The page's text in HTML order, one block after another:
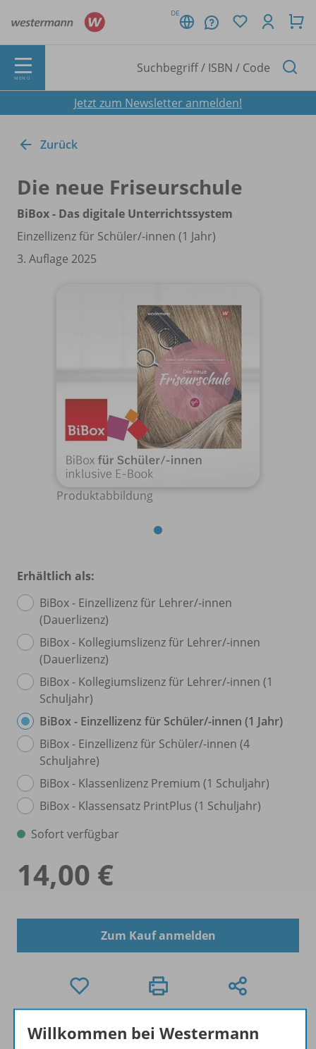
DE
MENÜ
Jetzt zum Newsletter anmelden!
Zurück
Die neue Friseurschule
BiBox - Das digitale Unterrichtssystem
Einzellizenz für Schüler/-innen (1 Jahr)
3. Auflage 2025
Produktabbildung
Erhältlich als:
BiBox - Einzellizenz für Lehrer/-innen
(Dauerlizenz)
BiBox - Kollegiumslizenz für Lehrer/-innen
(Dauerlizenz)
BiBox - Kollegiumslizenz für Lehrer/-innen (1
Schuljahr)
BiBox - Einzellizenz für Schüler/-innen (1 Jahr)
BiBox - Einzellizenz für Schüler/-innen (4
Schuljahre)
BiBox - Klassenlizenz Premium (1 Schuljahr)
BiBox - Klassensatz PrintPlus (1 Schuljahr)
Sofort verfügbar
14,00 €
Zum Kauf anmelden
Mengenrabatt
Willkommen bei Westermann